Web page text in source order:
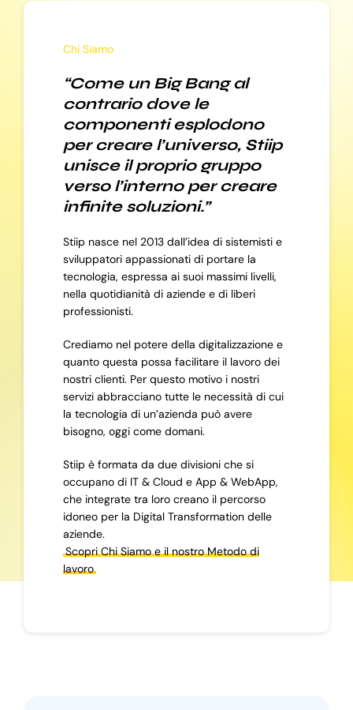
Chi Siamo
“Come un Big Bang al
contrario dove le
componenti esplodono
per creare l’universo, Stiip
unisce il proprio gruppo
verso l’interno per creare
infinite soluzioni.”
Stiip nasce nel 2013 dall’idea di sistemisti e
sviluppatori appassionati di portare la
tecnologia, espressa ai suoi massimi livelli,
nella quotidianità di aziende e di liberi
professionisti.
Crediamo nel potere della digitalizzazione e
quanto questa possa facilitare il lavoro dei
nostri clienti. Per questo motivo i nostri
servizi abbracciano tutte le necessità di cui
la tecnologia di un’azienda può avere
bisogno, oggi come domani.
Stiip è formata da due divisioni che si
occupano di IT & Cloud e App & WebApp,
che integrate tra loro creano il percorso
idoneo per la Digital Transformation delle
aziende.
Scopri Chi Siamo e il nostro Metodo di
lavoro